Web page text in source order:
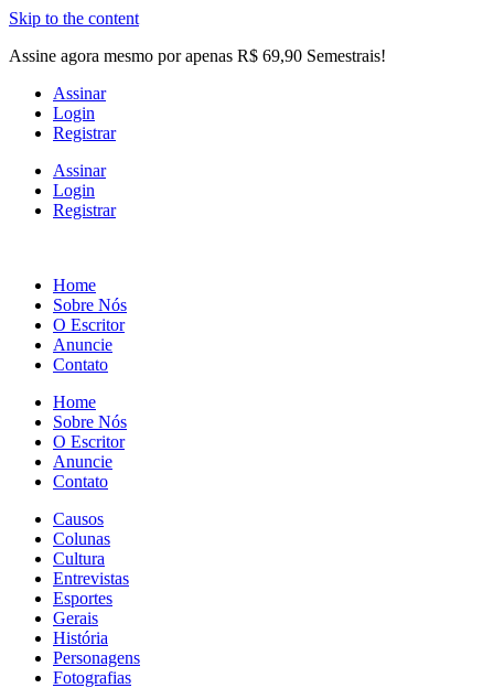
Skip to the content
Assine agora mesmo por apenas R$ 69,90 Semestrais!
Assinar
Login
Registrar
Assinar
Login
Registrar
Home
Sobre Nós
O Escritor
Anuncie
Contato
Home
Sobre Nós
O Escritor
Anuncie
Contato
Causos
Colunas
Cultura
Entrevistas
Esportes
Gerais
História
Personagens
Fotografias